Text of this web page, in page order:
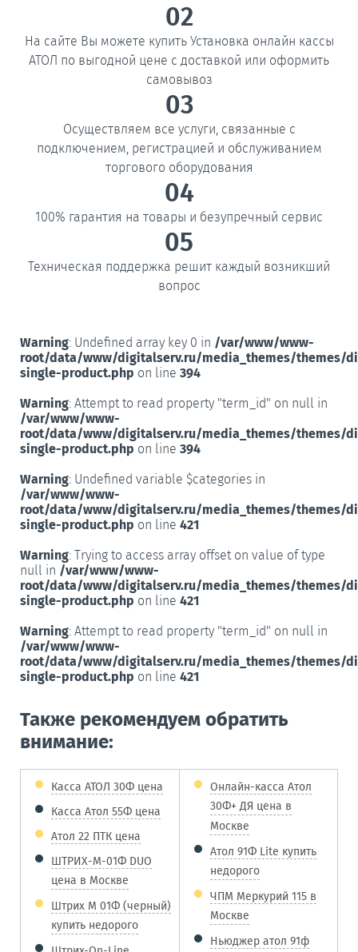
02
На сайте Вы можете купить Установка онлайн кассы
АТОЛ по выгодной цене с доставкой или оформить
самовывоз
03
Осуществляем все услуги, связанные с
подключением, регистрацией и обслуживанием
торгового оборудования
04
100% гарантия на товары и безупречный сервис
05
Техническая поддержка решит каждый возникший
вопрос
Warning: Undefined array key 0 in /var/www/www-
root/data/www/digitalserv.ru/media_themes/themes/
single-product.php on line 394
Warning: Attempt to read property "term_id" on null in
/var/www/www-
root/data/www/digitalserv.ru/media_themes/themes/
single-product.php on line 394
Warning: Undefined variable $categories in
/var/www/www-
root/data/www/digitalserv.ru/media_themes/themes/
single-product.php on line 421
Warning: Trying to access array offset on value of type
null in /var/www/www-
root/data/www/digitalserv.ru/media_themes/themes/
single-product.php on line 421
Warning: Attempt to read property "term_id" on null in
/var/www/www-
root/data/www/digitalserv.ru/media_themes/themes/
single-product.php on line 421
Также рекомендуем обратить
внимание:
Касса АТОЛ 30Ф цена
Касса Атол 55Ф цена
Атол 22 ПТК цена
ШТРИХ-М-01Ф DUO
цена в Москве
Штрих М 01Ф (черный)
купить недорого
Онлайн-касса Атол
30Ф+ ДЯ цена в
Москве
Атол 91Ф Lite купить
недорого
ЧПМ Меркурий 115 в
Москве
Ньюджер атол 91ф